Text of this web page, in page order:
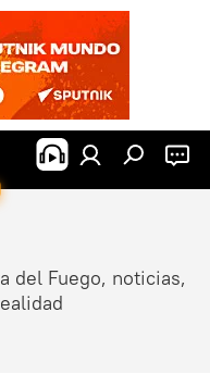
del Fuego, noticias,